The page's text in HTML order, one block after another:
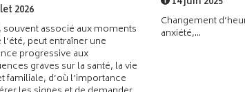
2026
souvent associé aux moments
peut entraîner une
progressive aux
graves sur la santé, la vie
familiale, d’où l’importance
Changement
anxiété,...